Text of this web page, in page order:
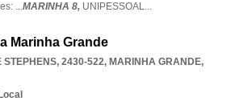
...MARINHA 8, UNIPESSOAL...
Marinha Grande
STEPHENS, 2430-522, MARINHA GRANDE,